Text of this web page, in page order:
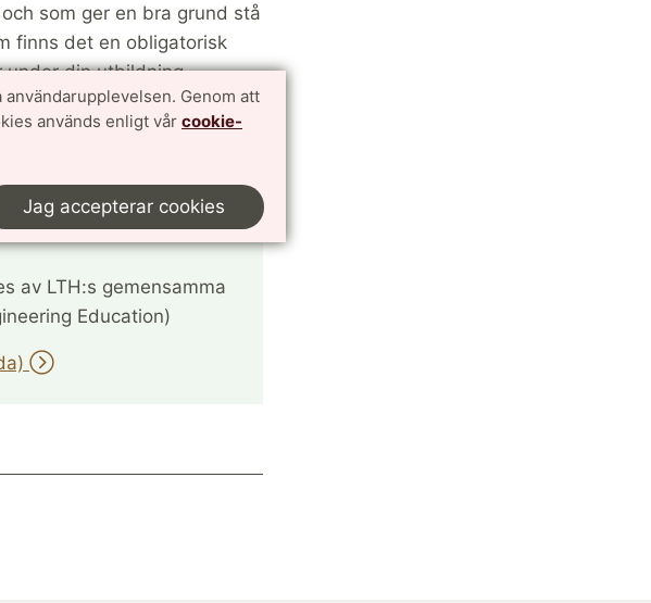
Genom att
används enligt vår cookie-
Jag accepterar cookies
som ger en bra grund stå
finns det en obligatorisk
under din utbildning.
samt under "aktuella
av LTH:s gemensamma
Education)